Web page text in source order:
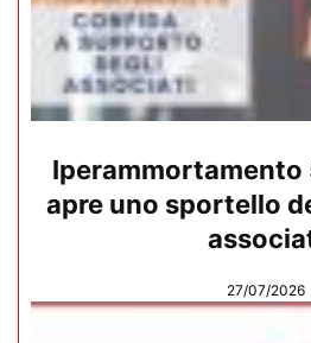
Iperammortamento
apre uno sportello
27/07/2026